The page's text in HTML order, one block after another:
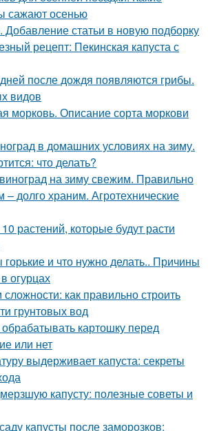
сажают осенью
статьи в новую подборку
рецепт: Пекинская капуста с
после дождя появляются грибы.
видов
морковь. Описание сорта моркови
в домашних условиях на зиму.
что делать?
на зиму свежим. Правильно
– долго храним. Агротехнические
растений, которые будут расти
и что нужно делать.. Причины
огурцах
как правильно строить
грунтовых вод
картошку перед
или нет
выдерживает капуста: секреты
капусту: полезные советы и
капусты после заморозков: